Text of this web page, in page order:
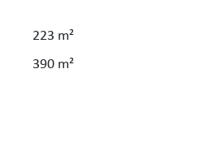
223 m²
390 m²